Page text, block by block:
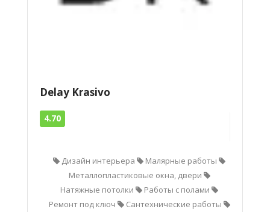
Delay Krasivo
4.70
Дизайн интерьера
Малярные работы
Металлопластиковые окна, двери
Натяжные потолки
Работы с полами
Ремонт под ключ
Сантехнические работы